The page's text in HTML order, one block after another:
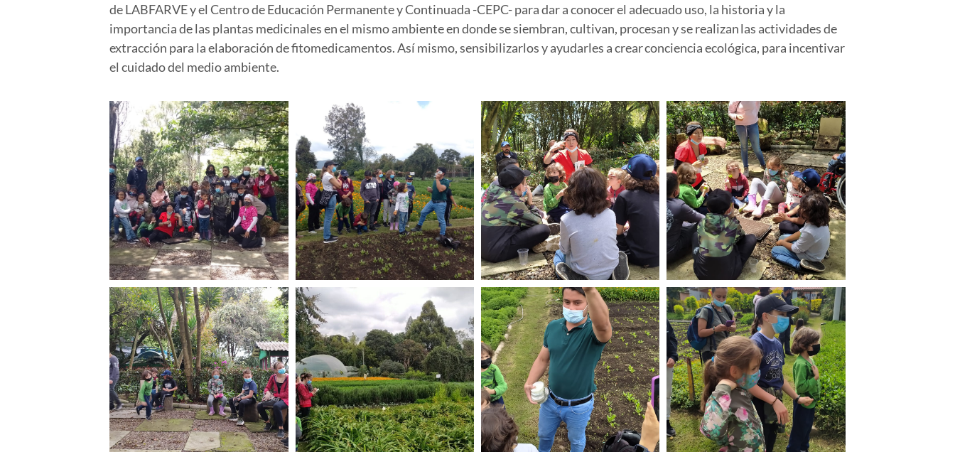
de LABFARVE y el Centro de Educación Permanente y Continuada -CEPC- para dar a conocer el adecuado uso, la historia y la
importancia de las plantas medicinales en el mismo ambiente en donde se siembran, cultivan, procesan y se realizan las actividades de
extracción para la elaboración de fitomedicamentos. Así mismo, sensibilizarlos y ayudarles a crear conciencia ecológica, para incentivar
el cuidado del medio ambiente.